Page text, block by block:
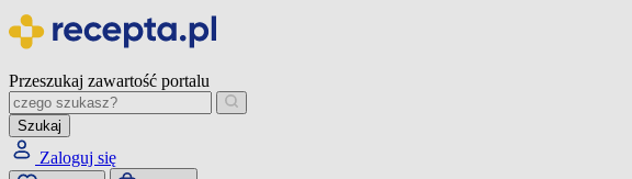
Przeszukaj zawartość portalu
Szukaj
Zaloguj się